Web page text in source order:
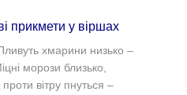
прикмети у віршах
хмарини низько –
морози близько,
вітру пнуться –